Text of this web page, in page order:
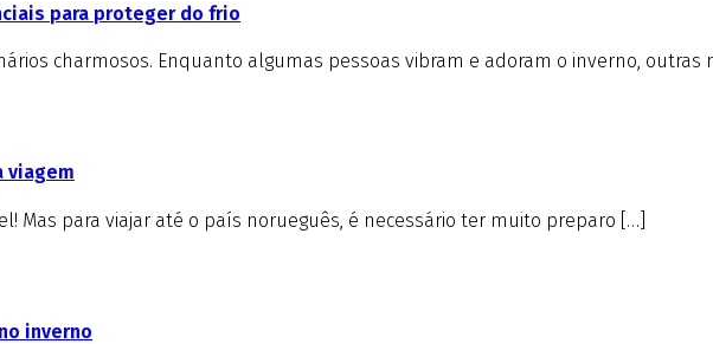
para proteger do frio
charmosos. Enquanto algumas pessoas vibram e adoram o inverno, outras
viagem
Mas para viajar até o país norueguês, é necessário ter muito preparo […]
inverno